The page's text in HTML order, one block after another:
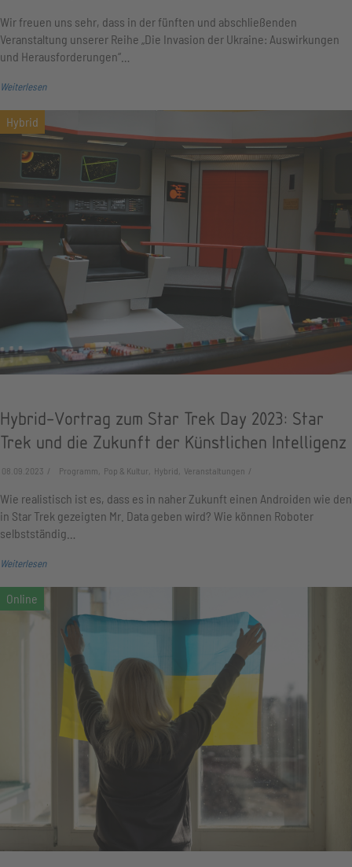
Wir freuen uns sehr, dass in der fünften und abschließenden
Veranstaltung unserer Reihe „Die Invasion der Ukraine: Auswirkungen
und Herausforderungen“…
Weiterlesen
Hybrid-Vortrag zum Star Trek Day 2023: Star
Trek und die Zukunft der Künstlichen Intelligenz
08.09.2023 Programm, Pop & Kultur, Hybrid, Veranstaltungen
Wie realistisch ist es, dass es in naher Zukunft einen Androiden wie den
in Star Trek gezeigten Mr. Data geben wird? Wie können Roboter
selbstständig…
Weiterlesen